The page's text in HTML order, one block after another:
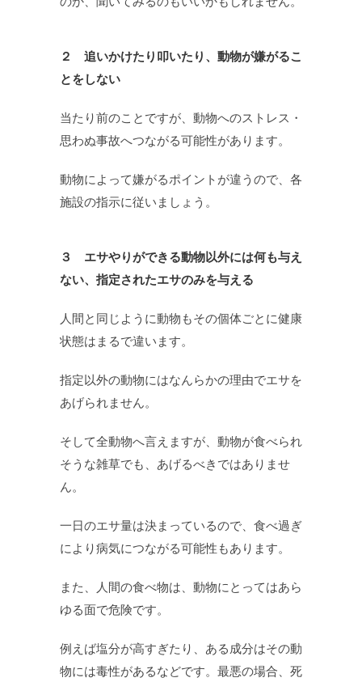
２ 追いかけたり叩いたり、動物が嫌がるこ
とをしない
当たり前のことですが、動物へのストレス・
思わぬ事故へつながる可能性があります。
動物によって嫌がるポイントが違うので、各
施設の指示に従いましょう。
３ エサやりができる動物以外には何も与え
ない、指定されたエサのみを与える
人間と同じように動物もその個体ごとに健康
状態はまるで違います。
指定以外の動物にはなんらかの理由でエサを
あげられません。
そして全動物へ言えますが、動物が食べられ
そうな雑草でも、あげるべきではありませ
ん。
一日のエサ量は決まっているので、食べ過ぎ
により病気につながる可能性もあります。
また、人間の食べ物は、動物にとってはあら
ゆる面で危険です。
例えば塩分が高すぎたり、ある成分はその動
物には毒性があるなどです。最悪の場合、死